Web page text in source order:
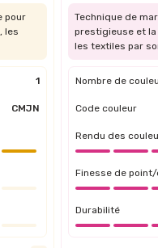
pour
les
1
CMJN
Technique de
prestigieuse et la
les textiles par
Nombre de
Code couleur
Rendu des
Finesse de
Durabilité